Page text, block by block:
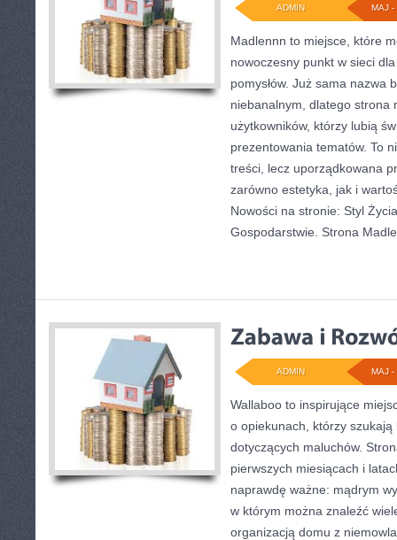
MAJ -
ADMIN
Madlennn to miejsce, które
nowoczesny punkt w sieci
pomysłów. Już sama nazwa
niebanalnym, dlatego strona
użytkowników, którzy lubią
prezentowania tematów. To
treści, lecz uporządkowana
zarówno estetyka, jak i
Nowości na stronie: Styl
Gospodarstwie. Strona
MAJ -
ADMIN
Wallaboo to inspirujące
o opiekunach, którzy
dotyczących maluchów.
pierwszych miesiącach i
naprawdę ważne: mądrym
w którym można znaleźć
organizacją domu z